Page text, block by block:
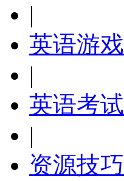
|
英语游戏
|
英语考试
|
资源技巧